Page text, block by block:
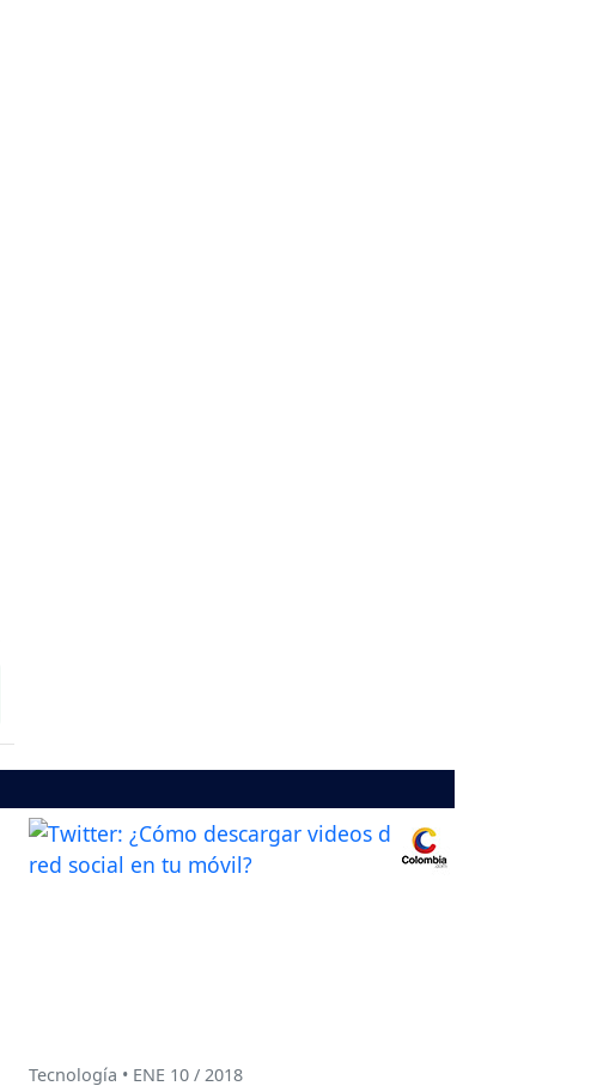
Tecnología • ENE 10 / 2018